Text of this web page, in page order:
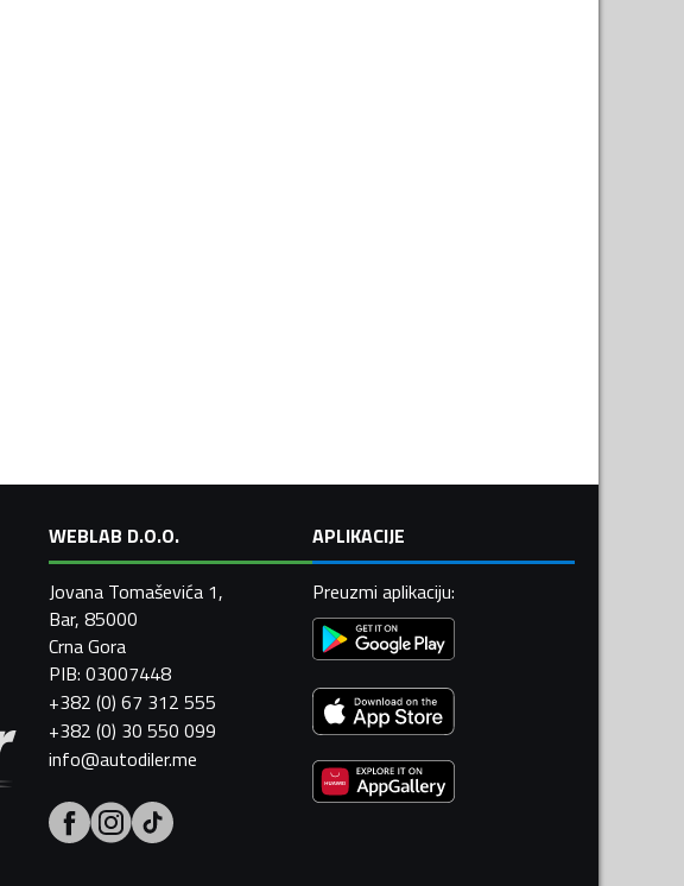
WEBLAB D.O.O.
Jovana Tomaševića 1,
Bar, 85000
Crna Gora
PIB: 03007448
+382 (0) 67 312 555
+382 (0) 30 550 099
info@autodiler.me
APLIKACIJE
Preuzmi aplikaciju: